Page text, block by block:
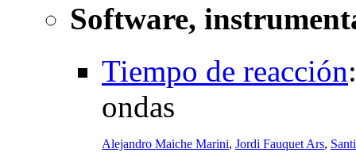
Software,
Tiempo de reacción
ondas
Alejandro Maiche Marini, Jordi Fauquet Ars,